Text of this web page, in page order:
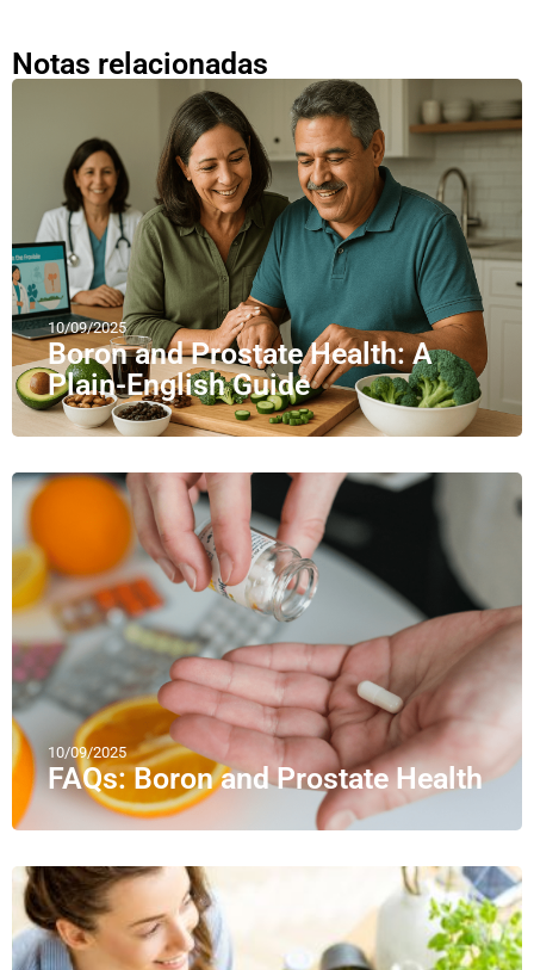
Notas relacionadas
10/09/2025
Boron and Prostate Health: A
Plain-English Guide
10/09/2025
FAQs: Boron and Prostate Health